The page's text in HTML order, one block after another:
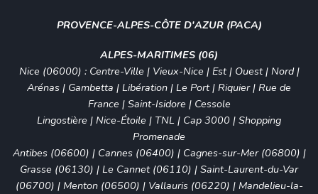
PROVENCE-ALPES-CÔTE D'AZUR (PACA)
ALPES-MARITIMES (06)
Nice (06000) : Centre-Ville | Vieux-Nice | Est | Ouest | Nord |
Arénas | Gambetta | Libération | Le Port | Riquier | Rue de
France | Saint-Isidore | Cessole
Lingostière | Nice-Étoile | TNL | Cap 3000 | Shopping
Promenade
Antibes (06600) | Cannes (06400) | Cagnes-sur-Mer (06800) |
Grasse (06130) | Le Cannet (06110) | Saint-Laurent-du-Var
(06700) | Menton (06500) | Vallauris (06220) | Mandelieu-la-